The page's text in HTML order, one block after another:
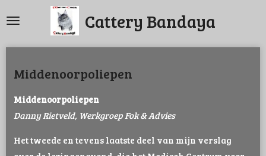
naar
hoofdinhoud
Cattery Bandaya
Middenoorpoliepen
Middenoorpoliepen
Danny Rietveld, Werkgroep Fok & Advies
Het tweede en tevens laatste deel van mijn verslag